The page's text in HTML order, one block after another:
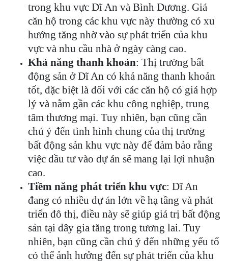
trong khu vực Dĩ An và Bình Dương. Giá
căn hộ trong các khu vực này thường có xu
hướng tăng nhờ vào sự phát triển của khu
vực và nhu cầu nhà ở ngày càng cao.
Khả năng thanh khoản: Thị trường bất
động sản ở Dĩ An có khả năng thanh khoản
tốt, đặc biệt là đối với các căn hộ có giá hợp
lý và nằm gần các khu công nghiệp, trung
tâm thương mại. Tuy nhiên, bạn cũng cần
chú ý đến tình hình chung của thị trường
bất động sản khu vực này để đảm bảo rằng
việc đầu tư vào dự án sẽ mang lại lợi nhuận
cao.
Tiềm năng phát triển khu vực: Dĩ An
đang có nhiều dự án lớn về hạ tầng và phát
triển đô thị, điều này sẽ giúp giá trị bất động
sản tại đây gia tăng trong tương lai. Tuy
nhiên, bạn cũng cần chú ý đến những yếu tố
có thể ảnh hưởng đến sự phát triển của khu